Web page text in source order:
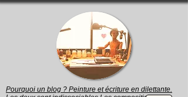
Pourquoi un blog ? Peinture et écriture en dilettante.